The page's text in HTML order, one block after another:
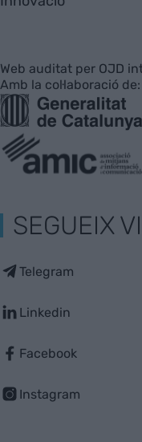
Web auditat per OJD
Amb la col·laboració de:
SEGUEIX
Telegram
Linkedin
Facebook
Instagram